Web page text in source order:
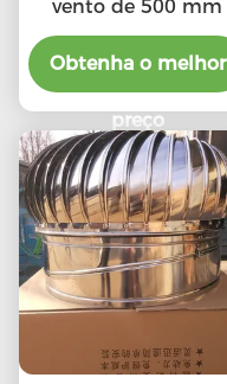
vento de 500 mm
Obtenha o melhor
preço